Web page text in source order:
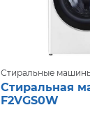
Стиральные
Стиральная
F2VGS0W